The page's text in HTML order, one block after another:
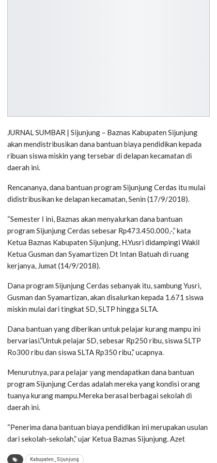
JURNAL SUMBAR | Sijunjung – Baznas Kabupaten Sijunjung
akan mendistribusikan dana bantuan biaya pendidikan kepada
ribuan siswa miskin yang tersebar di delapan kecamatan di
daerah ini.
Rencananya, dana bantuan program Sijunjung Cerdas itu mulai
didistribusikan ke delapan kecamatan, Senin (17/9/2018).
“Semester I ini, Baznas akan menyalurkan dana bantuan
program Sijunjung Cerdas sebesar Rp473.450.000,-,” kata
Ketua Baznas Kabupaten Sijunjung, H.Yusri didampingi Wakil
Ketua Gusman dan Syamartizen Dt Intan Batuah di ruang
kerjanya, Jumat (14/9/2018).
Dana program Sijunjung Cerdas sebanyak itu, sambung Yusri,
Gusman dan Syamartizan, akan disalurkan kepada 1.671 siswa
miskin mulai dari tingkat SD, SLTP hingga SLTA.
Dana bantuan yang diberikan untuk pelajar kurang mampu ini
bervariasi.”Untuk pelajar SD, sebesar Rp250 ribu, siswa SLTP
Ro300 ribu dan siswa SLTA Rp350 ribu,” ucapnya.
Menurutnya, para pelajar yang mendapatkan dana bantuan
program Sijunjung Cerdas adalah mereka yang kondisi orang
tuanya kurang mampu.Mereka berasal berbagai sekolah di
daerah ini.
“Penerima dana bantuan biaya pendidikan ini merupakan usulan
dari sekolah-sekolah,” ujar Ketua Baznas Sijunjung. Azet
Kabupaten_Sijunjung